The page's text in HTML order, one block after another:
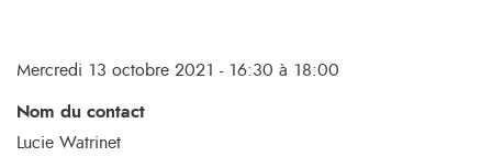
Mercredi 13 octobre 2021 - 16:30 à 18:00
Nom du contact
Lucie Watrinet